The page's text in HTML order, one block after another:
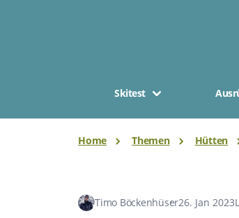
Skitest
Home Themen Hütten
Timo Böckenhüser26. Jan 2023